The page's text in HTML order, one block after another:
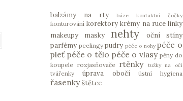
balzámy na rty báze kontaktní čočky
konturování korektory krémy na ruce linky
makeupy
masky nehty
oční stíny
parfémy peelingy pudry péče o nohy péče o
pleť péče o tělo péče o vlasy pěny do
koupele rozjasňovače rtěnky tužky na oči
tvářenky úprava obočí ústní hygiena
řasenky štětce